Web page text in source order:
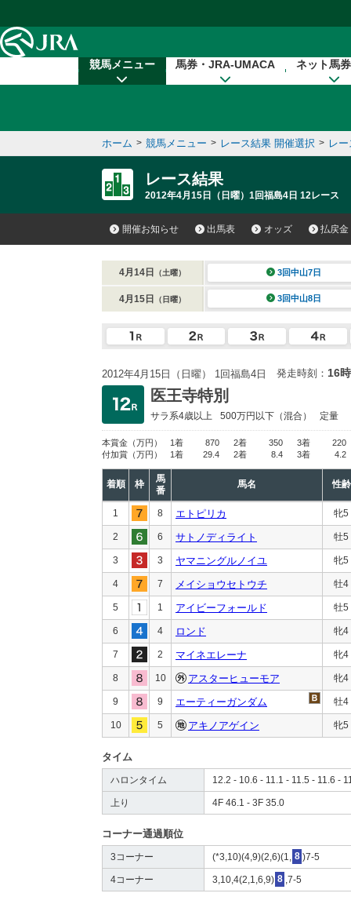
競馬メニュー 馬券・JRA-UMACA ネット馬
ホーム > 競馬メニュー > レース結果 開催選択 > レ
レース結果
2012年4月15日（日曜）1回福島4日 12レース
開催お知らせ 出馬表 オッズ 払戻金
4月14日 （土曜） 3回中山7日
4月15日 （日曜） 3回中山8日
2012年4月15日（日曜） 1回福島4日 発走時刻： 16
医王寺特別
サラ系4歳以上 500万円以下 （混合） 定量
本賞金 （万円） 1着 870 2着 350 3着
220
付加賞 （万円） 1着 29.4 2着 8.4 3着 4.2
着順 枠
馬
番
馬名 性齢
1 8 エトピリカ 牝5
2 6 サトノディライト 牡5
3 3 ヤマニングルノイユ 牝5
4 7 メイショウセトウチ 牡4
5 1 アイビーフォールド 牡5
6 4 ロンド 牝4
7 2 マイネエレーナ 牝4
8 10 アスターヒューモア 牝4
9 9 エーティーガンダム 牡4
10 5 アキノアゲイン 牝5
タイム
ハロンタイム 12.2 - 10.6 - 11.1 - 11.5 - 11.6 -
上り 4F 46.1 - 3F 35.0
コーナー通過順位
3コーナー (*3,10)(4,9)(2,6)(1, 8 )7-5
4コーナー 3,10,4(2,1,6,9) 8 ,7-5